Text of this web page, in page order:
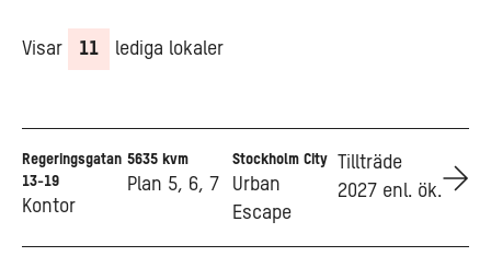
Visar 11 lediga lokaler
Go to Regeringsgatan 13-19
Regeringsgatan
13-19
Kontor
5635 kvm
Plan 5, 6, 7
Stockholm City
Urban
Escape
Tillträde
2027 enl. ök.